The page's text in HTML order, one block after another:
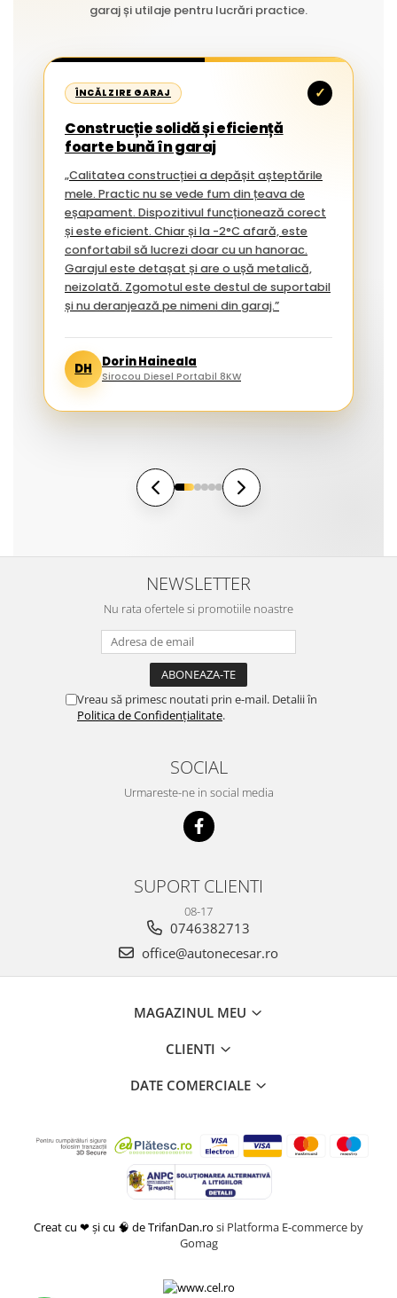
garaj și utilaje pentru lucrări practice.
ÎNCĂLZIRE GARAJ ✓
Construcție solidă și eficiență
foarte bună în garaj
„Calitatea construcției a depășit așteptările
mele. Practic nu se vede fum din țeava de
eșapament. Dispozitivul funcționează corect
și este eficient. Chiar și la -2°C afară, este
confortabil să lucrezi doar cu un hanorac.
Garajul este detașat și are o ușă metalică,
neizolată. Zgomotul este destul de suportabil
și nu deranjează pe nimeni din garaj.”
DH Dorin Haineala
Sirocou Diesel Portabil 8KW
NEWSLETTER
Nu rata ofertele si promotiile noastre
Vreau să primesc noutati prin e-mail. Detalii în
Politica de Confidențialitate.
SOCIAL
Urmareste-ne in social media
SUPORT CLIENTI
08-17
0746382713
office@autonecesar.ro
MAGAZINUL MEU
CLIENTI
DATE COMERCIALE
Creat cu ❤ și cu 🧠 de TrifanDan.ro si Platforma E-commerce by
Gomag